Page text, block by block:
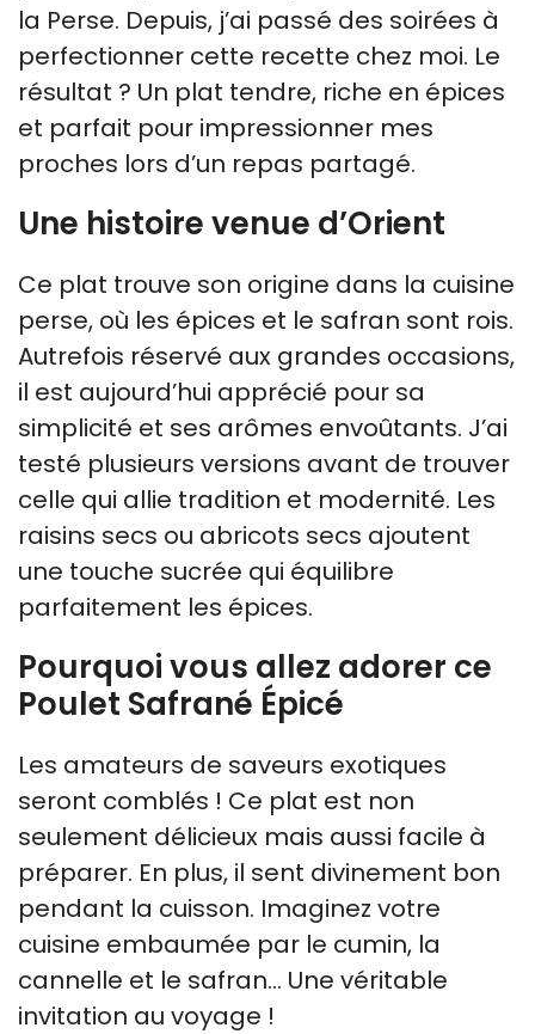
la Perse. Depuis, j’ai passé des soirées à
perfectionner cette recette chez moi. Le
résultat ? Un plat tendre, riche en épices
et parfait pour impressionner mes
proches lors d’un repas partagé.
Une histoire venue d’Orient
Ce plat trouve son origine dans la cuisine
perse, où les épices et le safran sont rois.
Autrefois réservé aux grandes occasions,
il est aujourd’hui apprécié pour sa
simplicité et ses arômes envoûtants. J’ai
testé plusieurs versions avant de trouver
celle qui allie tradition et modernité. Les
raisins secs ou abricots secs ajoutent
une touche sucrée qui équilibre
parfaitement les épices.
Pourquoi vous allez adorer ce
Poulet Safrané Épicé
Les amateurs de saveurs exotiques
seront comblés ! Ce plat est non
seulement délicieux mais aussi facile à
préparer. En plus, il sent divinement bon
pendant la cuisson. Imaginez votre
cuisine embaumée par le cumin, la
cannelle et le safran… Une véritable
invitation au voyage !